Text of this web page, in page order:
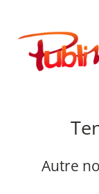
contenu
Publimath
Autre